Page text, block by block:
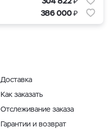
386 000₽
Доставка
Как заказать
Отслеживание заказа
Гарантии и возврат